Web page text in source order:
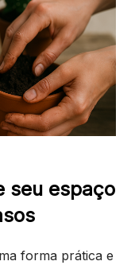
seu espaço
forma prática e